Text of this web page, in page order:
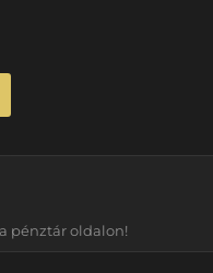
pénztár oldalon!